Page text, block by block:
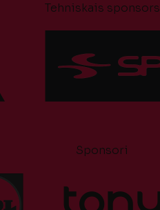
Tehniskais sponsors
Sponsori